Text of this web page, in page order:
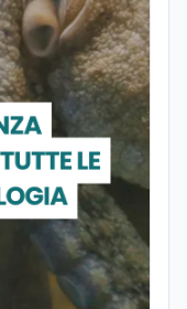
e la sua
differenti.
per la
una forte
scientifica,
alla
alle nuove
di una
e
si occupa di
un focus sui
ricerca e